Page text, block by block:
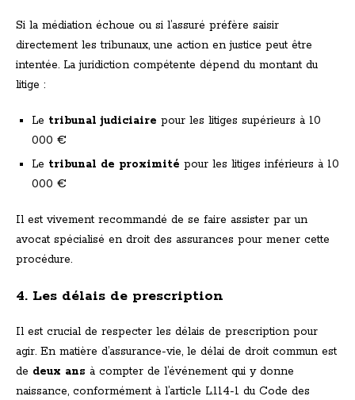
Si la médiation échoue ou si l’assuré préfère saisir
directement les tribunaux, une action en justice peut être
intentée. La juridiction compétente dépend du montant du
litige :
Le tribunal judiciaire pour les litiges supérieurs à 10
000 €
Le tribunal de proximité pour les litiges inférieurs à 10
000 €
Il est vivement recommandé de se faire assister par un
avocat spécialisé en droit des assurances pour mener cette
procédure.
4. Les délais de prescription
Il est crucial de respecter les délais de prescription pour
agir. En matière d’assurance-vie, le délai de droit commun est
de deux ans à compter de l’événement qui y donne
naissance, conformément à l’article L.114-1 du Code des